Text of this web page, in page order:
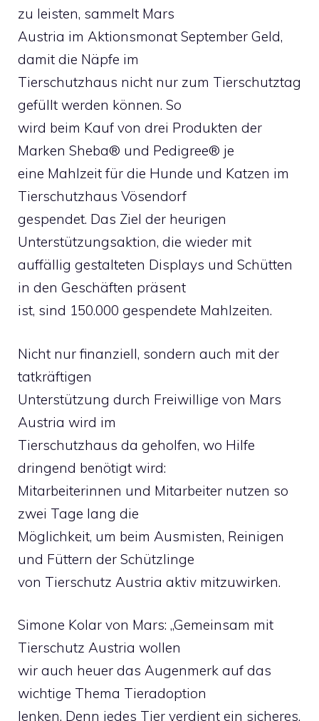
zu leisten, sammelt Mars
Austria im Aktionsmonat September Geld,
damit die Näpfe im
Tierschutzhaus nicht nur zum Tierschutztag
gefüllt werden können. So
wird beim Kauf von drei Produkten der
Marken Sheba® und Pedigree® je
eine Mahlzeit für die Hunde und Katzen im
Tierschutzhaus Vösendorf
gespendet. Das Ziel der heurigen
Unterstützungsaktion, die wieder mit
auffällig gestalteten Displays und Schütten
in den Geschäften präsent
ist, sind 150.000 gespendete Mahlzeiten.
Nicht nur finanziell, sondern auch mit der
tatkräftigen
Unterstützung durch Freiwillige von Mars
Austria wird im
Tierschutzhaus da geholfen, wo Hilfe
dringend benötigt wird:
Mitarbeiterinnen und Mitarbeiter nutzen so
zwei Tage lang die
Möglichkeit, um beim Ausmisten, Reinigen
und Füttern der Schützlinge
von Tierschutz Austria aktiv mitzuwirken.
Simone Kolar von Mars: „Gemeinsam mit
Tierschutz Austria wollen
wir auch heuer das Augenmerk auf das
wichtige Thema Tieradoption
lenken. Denn jedes Tier verdient ein sicheres,